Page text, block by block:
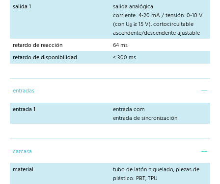
salida 1
salida analógica
corriente: 4-20 mA / tensión: 0-10 V
(con UB ≥ 15 V), cortocircuitable
ascendente/descendente ajustable
retardo de reacción
64 ms
retardo de disponibilidad
< 300 ms
entradas
entrada 1
entrada com
entrada de sincronización
carcasa
material
tubo de latón niquelado, piezas de
plástico: PBT, TPU